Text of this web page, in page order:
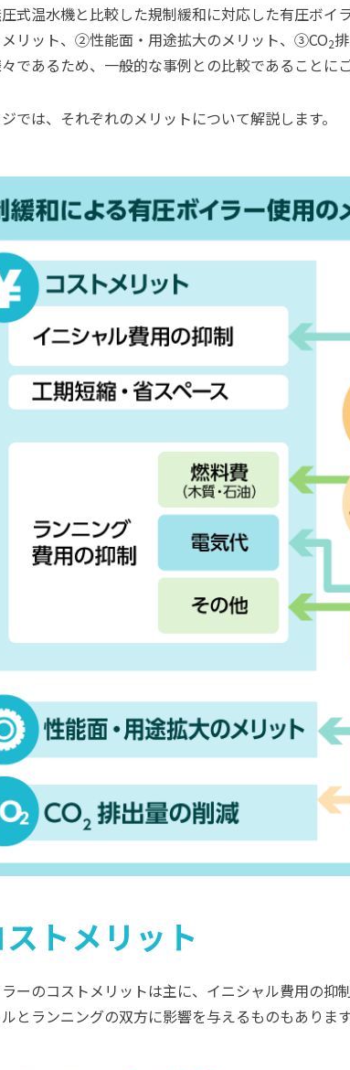
式温水機と比較した規制緩和に対応した有圧ボイ
リット、②性能面・用途拡大のメリット、③CO2
であるため、一般的な事例との比較であることに
では、それぞれのメリットについて解説します。
トメリット
ーのコストメリットは主に、イニシャル費用の抑
とランニングの双方に影響を与えるものもあります